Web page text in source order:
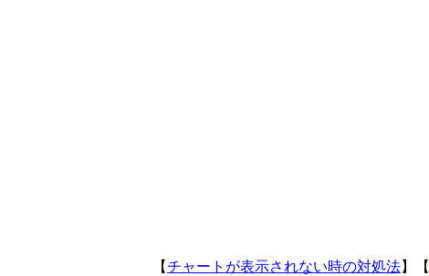
【チャートが表示されない時の対処法】【